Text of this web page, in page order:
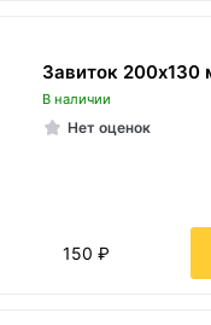
Завиток 200х130
В наличии
Нет оценок
150 ₽